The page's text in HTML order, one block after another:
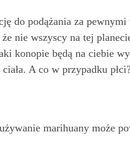
do podążania za
nie wszyscy na tej
konopie będą na ciebie
A co w przypadku
marihuany może